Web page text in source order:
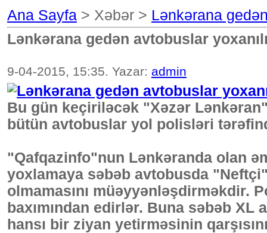
Ana Sayfa > Xəbər > Lәnkәrana
Lәnkәrana gedәn avtobuslar
9-04-2015, 15:35. Yazar: admin
Bu gün keçiriləcək "Xəzər
bütün avtobuslar yol polisləri
"Qafqazinfo"nun Lənkəranda olan
yoxlamaya səbəb avtobusda
olmamasını müəyyənləşdirməkdir.
baxımından edirlər. Buna səbəb
hansı bir ziyan yetirməsinin